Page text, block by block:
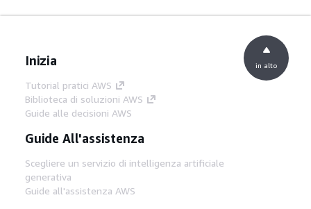
Inizia
Tutorial pratici AWS
Biblioteca di soluzioni AWS
Guide alle decisioni AWS
Guide All'assistenza
Scegliere un servizio di intelligenza artificiale
generativa
Guide all'assistenza AWS
in alto